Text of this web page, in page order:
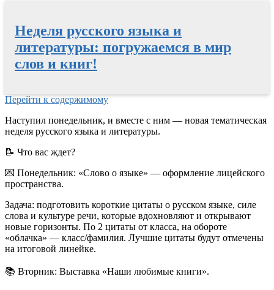
Неделя русского языка и
литературы: погружаемся в мир
слов и книг!
Перейти к содержимому
Наступил понедельник, и вместе с ним — новая тематическая
неделя русского языка и литературы.
📝 Что вас ждет?
💌 Понедельник: «Слово о языке» — оформление лицейского
пространства.
Задача: подготовить короткие цитаты о русском языке, силе
слова и культуре речи, которые вдохновляют и открывают
новые горизонты. По 2 цитаты от класса, на обороте
«облачка» — класс/фамилия. Лучшие цитаты будут отмечены
на итоговой линейке.
📚 Вторник: Выставка «Наши любимые книги».